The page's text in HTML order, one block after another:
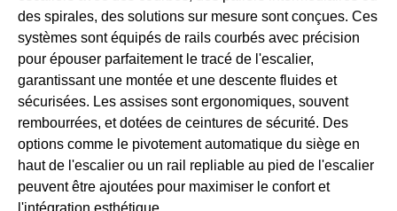
des spirales, des solutions sur mesure sont conçues. Ces
systèmes sont équipés de rails courbés avec précision
pour épouser parfaitement le tracé de l'escalier,
garantissant une montée et une descente fluides et
sécurisées. Les assises sont ergonomiques, souvent
rembourrées, et dotées de ceintures de sécurité. Des
options comme le pivotement automatique du siège en
haut de l'escalier ou un rail repliable au pied de l'escalier
peuvent être ajoutées pour maximiser le confort et
l'intégration esthétique.